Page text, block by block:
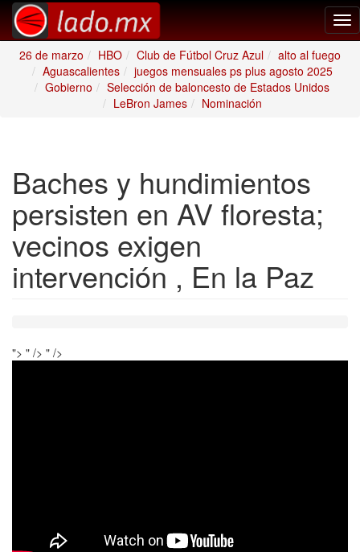
26 de marzo
HBO Club de Fútbol Cruz Azul
alto al fuego
Aguascalientes
juegos mensuales ps plus agosto 2025
Gobierno
Selección de baloncesto de Estados Unidos
LeBron James
Nominación
Baches y hundimientos
persisten en AV floresta;
vecinos exigen
intervención , En la Paz
"> " /> " />